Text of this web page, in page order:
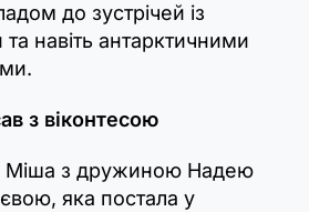
до зустрічей із
навіть антарктичними
з віконтесою
Міша з дружиною Надею
яка постала у